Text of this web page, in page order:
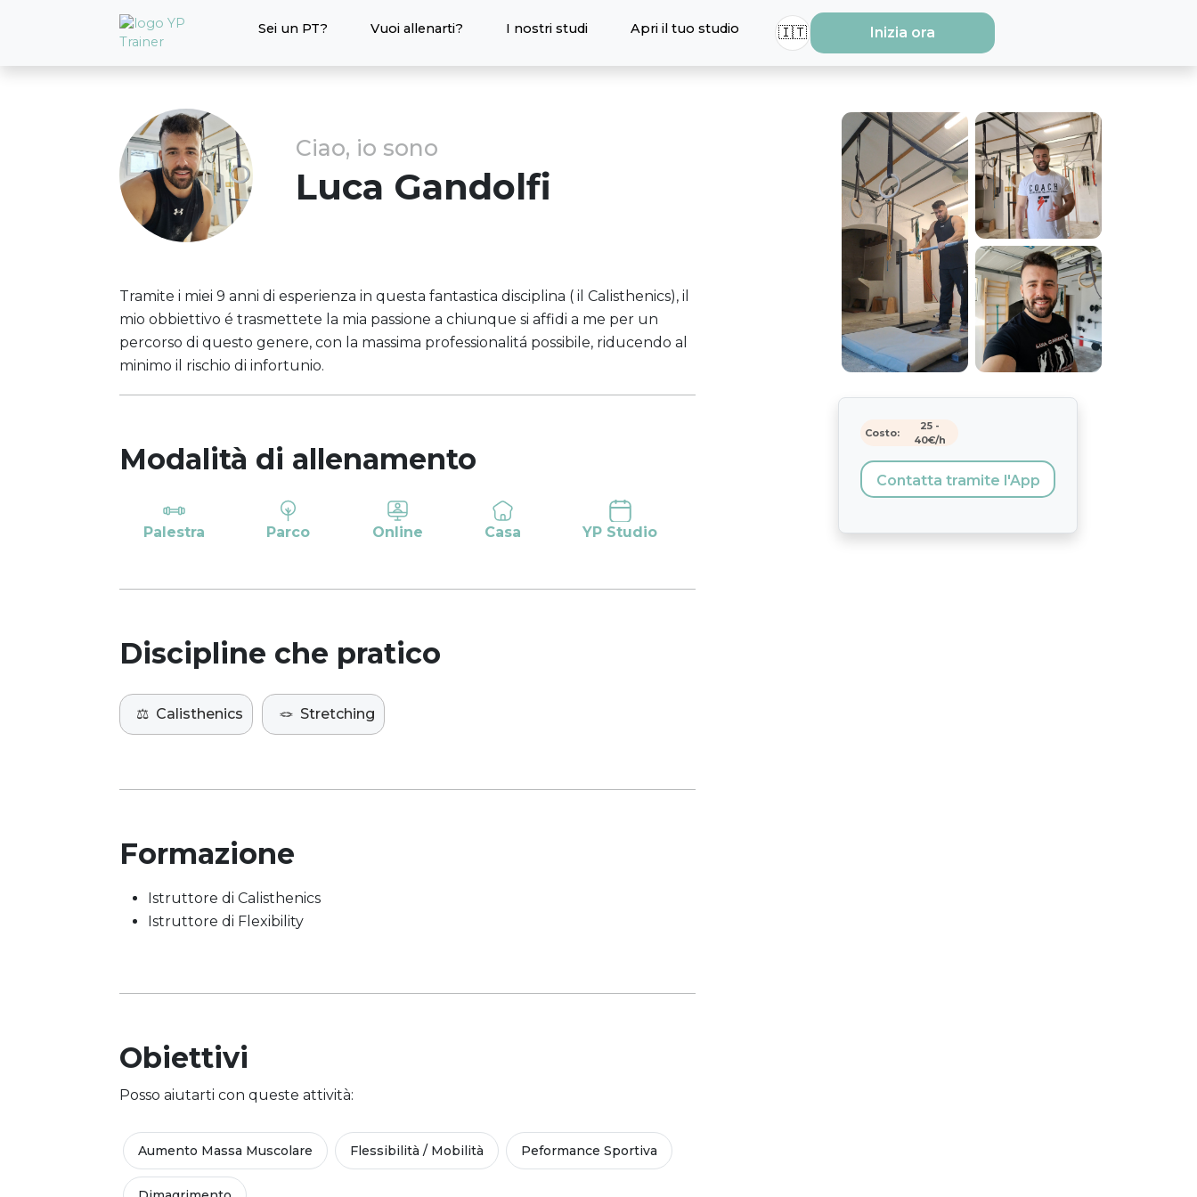
Sei un PT? Vuoi allenarti? I nostri studi Apri il tuo studio 🇮🇹 Inizia ora
Ciao, io sono
Luca Gandolfi
Tramite i miei 9 anni di esperienza in questa fantastica disciplina ( il Calisthenics), il
mio obbiettivo é trasmettete la mia passione a chiunque si affidi a me per un
percorso di questo genere, con la massima professionalitá possibile, riducendo al
minimo il rischio di infortunio.
Modalità di allenamento
Palestra Parco Online Casa YP Studio
Discipline che pratico
⚖️ Calisthenics 🪢 Stretching
Formazione
Istruttore di Calisthenics
Istruttore di Flexibility
Obiettivi
Posso aiutarti con queste attività:
Aumento Massa Muscolare Flessibilità / Mobilità Peformance Sportiva
Costo:
25 -
40€/h
Contatta tramite l'App